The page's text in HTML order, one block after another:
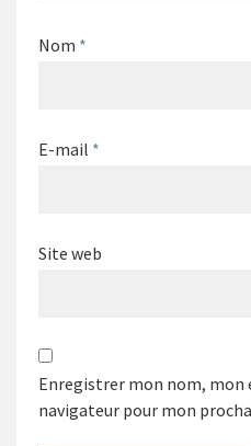
Nom *
E-mail *
Site web
Enregistrer mon nom, mon
navigateur pour mon